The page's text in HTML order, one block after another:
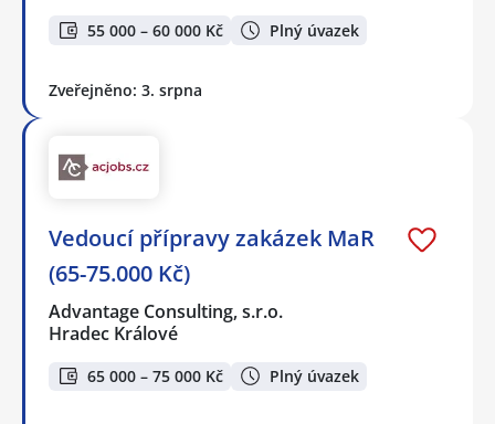
55 000 – 60 000 Kč Plný úvazek
Zveřejněno: 3. srpna
Vedoucí přípravy zakázek MaR
(65-75.000 Kč)
Advantage Consulting, s.r.o.
Hradec Králové
65 000 – 75 000 Kč Plný úvazek